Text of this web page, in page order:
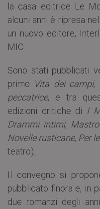
la casa editrice Le
alcuni anni è ripresa
un nuovo editore,
MIC.
Sono stati pubblicati
primo Vita dei campi,
peccatrice, e tra
edizioni critiche di I
Drammi intimi,
Novelle rusticane, Per
teatro).
Il convegno si
pubblicato finora e, in
due romanzi degli